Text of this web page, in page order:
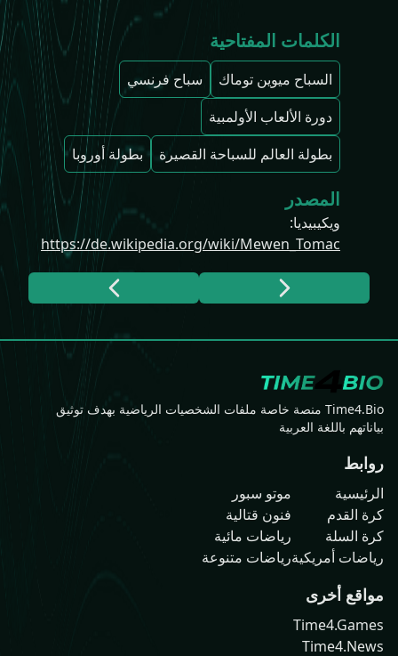
الكلمات المفتاحية
السباح ميوين توماك
سباح فرنسي
دورة الألعاب الأولمبية
بطولة العالم للسباحة القصيرة
بطولة أوروبا
المصدر
ويكيبيديا:
https://de.wikipedia.org/wiki/Mewen_Tomac
Time4.Bio منصة خاصة ملفات الشخصيات الرياضية بهدف توثيق
بياناتهم باللغة العربية
روابط
الرئيسية
كرة القدم
كرة السلة
رياضات أمريكية
موتو سبور
فنون قتالية
رياضات مائية
رياضات متنوعة
مواقع أخرى
Time4.Games
Time4.News